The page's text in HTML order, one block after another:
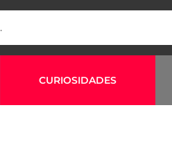
CURIOSIDADES